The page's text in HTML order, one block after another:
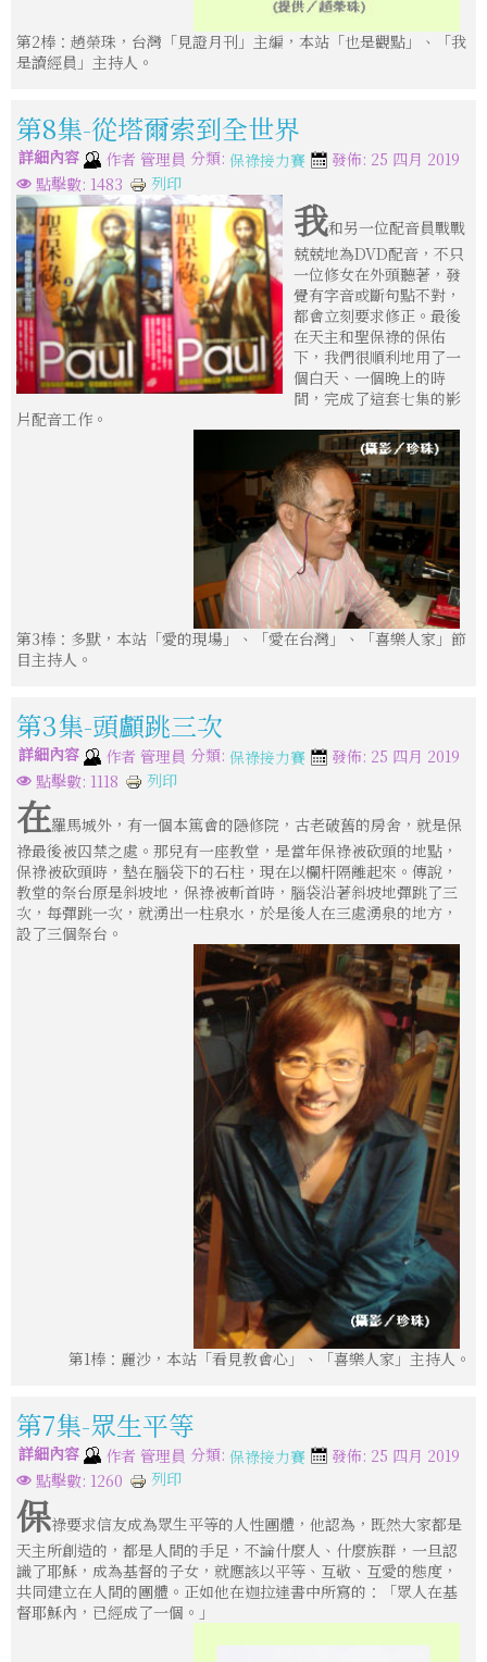
第2棒：趙榮珠，台灣「見證月刊」主編，本站「也是觀點」、「我
是讀經員」主持人。
第8集-從塔爾索到全世界
詳細內容 作者 管理員 分類: 保祿接力賽
發佈: 25 四月 2019
點擊數: 1483
列印
我和另一位配音員戰戰
兢兢地為DVD配音，不只
一位修女在外頭聽著，發
覺有字音或斷句點不對，
都會立刻要求修正。最後
在天主和聖保祿的保佑
下，我們很順利地用了一
個白天、一個晚上的時
間，完成了這套七集的影
片配音工作。
第3棒：多默，本站「愛的現場」、「愛在台灣」、「喜樂人家」節
目主持人。
第3集-頭顱跳三次
詳細內容 作者 管理員 分類: 保祿接力賽
發佈: 25 四月 2019
點擊數: 1118
列印
在羅馬城外，有一個本篤會的隱修院，古老破舊的房舍，就是保
祿最後被囚禁之處。那兒有一座教堂，是當年保祿被砍頭的地點，
保祿被砍頭時，墊在腦袋下的石柱，現在以欄杆隔離起來。傳說，
教堂的祭台原是斜坡地，保祿被斬首時，腦袋沿著斜坡地彈跳了三
次，每彈跳一次，就湧出一柱泉水，於是後人在三處湧泉的地方，
設了三個祭台。
第1棒：麗沙，本站「看見教會心」、「喜樂人家」主持人。
第7集-眾生平等
詳細內容 作者 管理員 分類: 保祿接力賽
發佈: 25 四月 2019
點擊數: 1260
列印
保祿要求信友成為眾生平等的人性團體，他認為，既然大家都是
天主所創造的，都是人間的手足，不論什麼人、什麼族群，一旦認
識了耶穌，成為基督的子女，就應該以平等、互敬、互愛的態度，
共同建立在人間的團體。正如他在迦拉達書中所寫的：「眾人在基
督耶穌內，已經成了一個。」